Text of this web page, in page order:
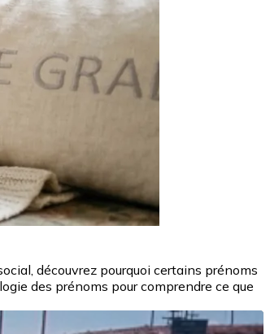
découvrez pourquoi certains prénoms
des prénoms pour comprendre ce que